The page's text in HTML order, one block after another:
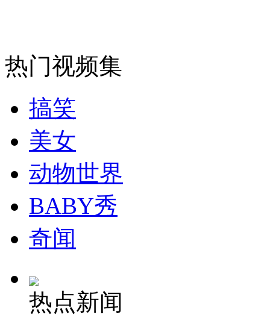
热门视频集
搞笑
美女
动物世界
BABY秀
奇闻
热点新闻